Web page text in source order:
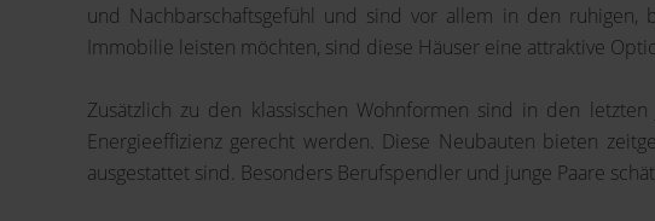
und Nachbarschaftsgefühl und sind vor allem in den ruhigen,
Immobilie leisten möchten, sind diese Häuser eine attraktive
Zusätzlich zu den klassischen Wohnformen sind in den
Energieeffizienz gerecht werden. Diese Neubauten bieten
ausgestattet sind. Besonders Berufspendler und junge Paare